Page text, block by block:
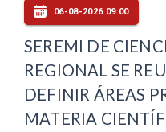
06-08-2026 09:00
SEREMI DE
REGIONAL SE
DEFINIR ÁREAS
MATERIA